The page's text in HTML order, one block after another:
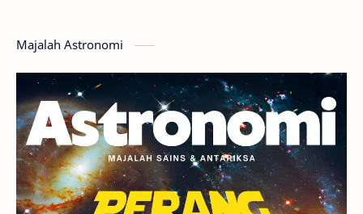
Planet Kerdil Bumi Pengetahuan
Berita Hujan Meteor Satelit Alami
Rasi Bintang Teleskop Saturnus
Majalah Astronomi